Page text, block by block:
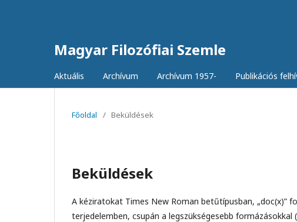
Magyar Filozófiai Szemle
Aktuális Archívum Archívum 1957- Publikációs
Főoldal / Beküldések
Beküldések
A kéziratokat Times New Roman betűtípusban, „doc(x)”
terjedelemben, csupán a legszükségesebb